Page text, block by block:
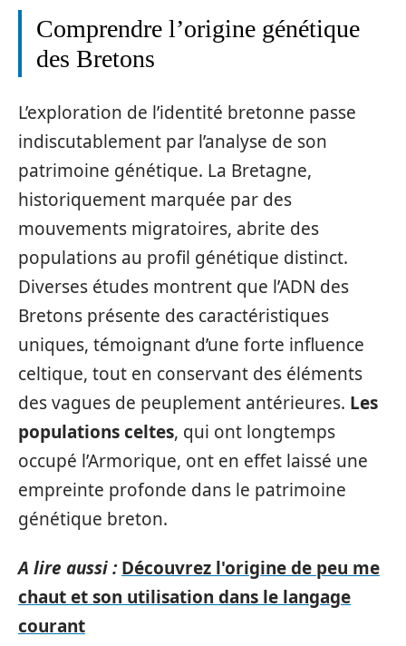
Comprendre l’origine génétique
des Bretons
L’exploration de l’identité bretonne passe
indiscutablement par l’analyse de son
patrimoine génétique. La Bretagne,
historiquement marquée par des
mouvements migratoires, abrite des
populations au profil génétique distinct.
Diverses études montrent que l’ADN des
Bretons présente des caractéristiques
uniques, témoignant d’une forte influence
celtique, tout en conservant des éléments
des vagues de peuplement antérieures. Les
populations celtes, qui ont longtemps
occupé l’Armorique, ont en effet laissé une
empreinte profonde dans le patrimoine
génétique breton.
A lire aussi : Découvrez l'origine de peu me
chaut et son utilisation dans le langage
courant